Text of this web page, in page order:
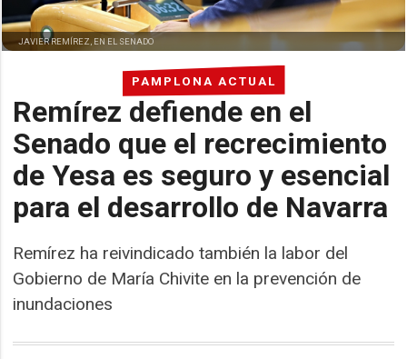
PAMPLONA ACTUAL
Remírez defiende en el
Senado que el recrecimiento
de Yesa es seguro y esencial
para el desarrollo de Navarra
Remírez ha reivindicado también la labor del
Gobierno de María Chivite en la prevención de
inundaciones
JAVIER REMÍREZ, EN EL SENADO